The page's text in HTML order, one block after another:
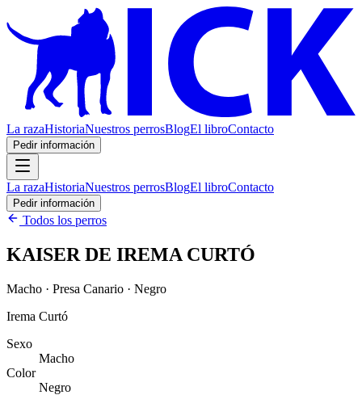
La razaHistoriaNuestros perrosBlogEl libroContacto
Pedir información
La razaHistoriaNuestros perrosBlogEl libroContacto
Pedir información
Todos los perros
KAISER DE IREMA CURTÓ
Macho · Presa Canario · Negro
Irema Curtó
Sexo
Macho
Color
Negro